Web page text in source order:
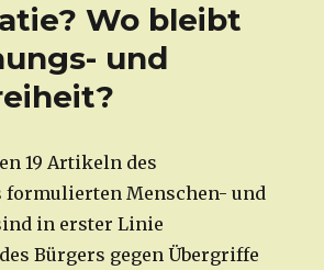
Wo bleibt
und
19 Artikeln des
formulierten Menschen- und
in erster Linie
Bürgers gegen Übergriffe